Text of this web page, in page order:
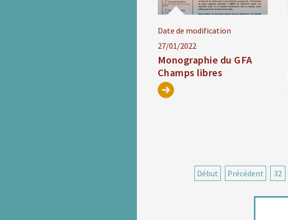
Date de modification
27/01/2022
Monographie du GFA
Champs libres
Début
Précédent 32